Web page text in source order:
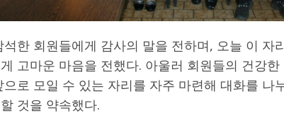
석한 회원들에게 감사의 말을 전하며, 오늘 이 자
고마운 마음을 전했다. 아울러 회원들의 건강
으로 모일 수 있는 자리를 자주 마련해 대화를 나
것을 약속했다.